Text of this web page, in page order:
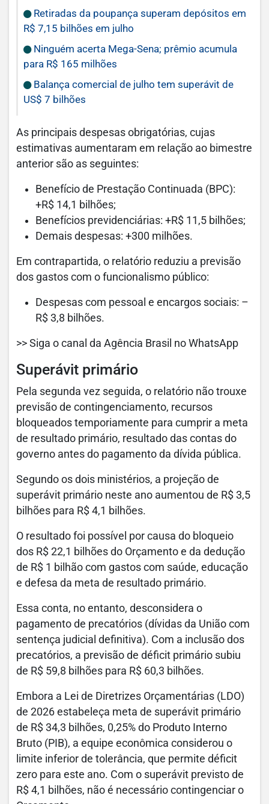
Retiradas da poupança superam depósitos em
R$ 7,15 bilhões em julho
Ninguém acerta Mega-Sena; prêmio acumula
para R$ 165 milhões
Balança comercial de julho tem superávit de
US$ 7 bilhões
As principais despesas obrigatórias, cujas
estimativas aumentaram em relação ao bimestre
anterior são as seguintes:
Benefício de Prestação Continuada (BPC):
+R$ 14,1 bilhões;
Benefícios previdenciárias: +R$ 11,5 bilhões;
Demais despesas: +300 milhões.
Em contrapartida, o relatório reduziu a previsão
dos gastos com o funcionalismo público:
Despesas com pessoal e encargos sociais: –
R$ 3,8 bilhões.
>> Siga o canal da Agência Brasil no WhatsApp
Superávit primário
Pela segunda vez seguida, o relatório não trouxe
previsão de contingenciamento, recursos
bloqueados temporiamente para cumprir a meta
de resultado primário, resultado das contas do
governo antes do pagamento da dívida pública.
Segundo os dois ministérios, a projeção de
superávit primário neste ano aumentou de R$ 3,5
bilhões para R$ 4,1 bilhões.
O resultado foi possível por causa do bloqueio
dos R$ 22,1 bilhões do Orçamento e da dedução
de R$ 1 bilhão com gastos com saúde, educação
e defesa da meta de resultado primário.
Essa conta, no entanto, desconsidera o
pagamento de precatórios (dívidas da União com
sentença judicial definitiva). Com a inclusão dos
precatórios, a previsão de déficit primário subiu
de R$ 59,8 bilhões para R$ 60,3 bilhões.
Embora a Lei de Diretrizes Orçamentárias (LDO)
de 2026 estabeleça meta de superávit primário
de R$ 34,3 bilhões, 0,25% do Produto Interno
Bruto (PIB), a equipe econômica considerou o
limite inferior de tolerância, que permite déficit
zero para este ano. Com o superávit previsto de
R$ 4,1 bilhões, não é necessário contingenciar o